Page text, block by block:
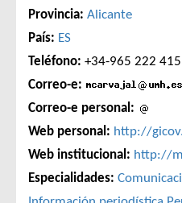
Provincia: Alicante
País: ES
Teléfono: +34-965 222 415
Correo-e:
Correo-e personal:
Web personal: http://
Web institucional: http://
Especialidades: